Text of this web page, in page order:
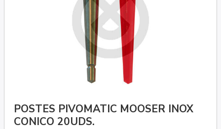
POSTES PIVOMATIC MOOSER INOX
CONICO 20UDS.